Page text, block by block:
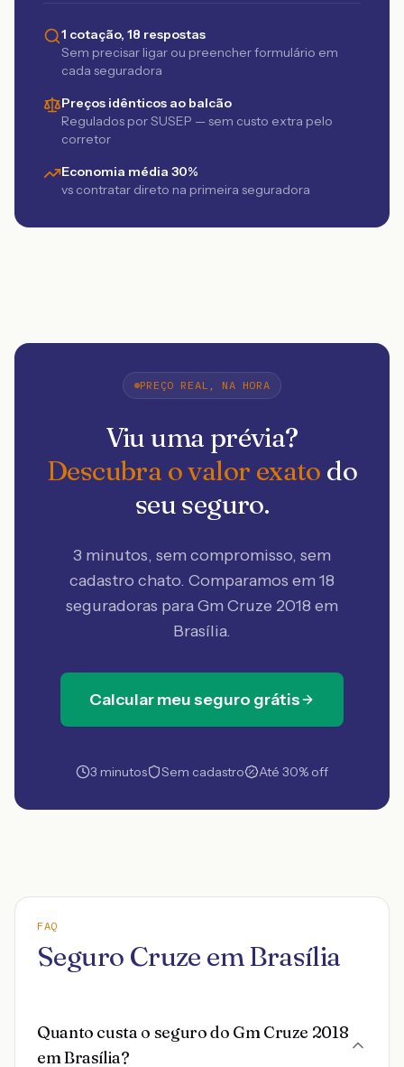
1 cotação, 18 respostas
Sem precisar ligar ou preencher formulário em
cada seguradora
Preços idênticos ao balcão
Regulados por SUSEP — sem custo extra pelo
corretor
Economia média 30%
vs contratar direto na primeira seguradora
PREÇO REAL, NA HORA
Viu uma prévia?
Descubra o valor exato do
seu seguro.
3 minutos, sem compromisso, sem
cadastro chato. Comparamos em 18
seguradoras para Gm Cruze 2018 em
Brasília.
Calcular meu seguro grátis
3 minutos Sem cadastro Até 30% off
FAQ
Seguro Cruze em Brasília
Quanto custa o seguro do Gm Cruze 2018
em Brasília?